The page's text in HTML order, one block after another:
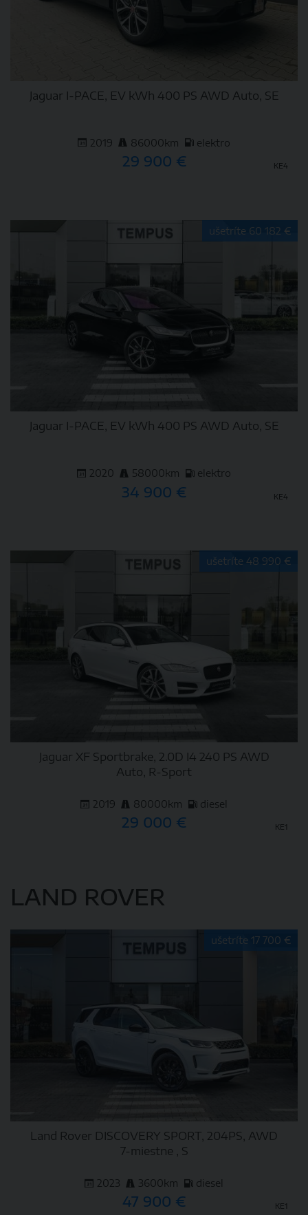
Jaguar I-PACE, EV kWh 400 PS AWD Auto, SE
2019 86000km elektro
29 900 € KE4
DETAIL ušetríte 60 182 €
Jaguar I-PACE, EV kWh 400 PS AWD Auto, SE
2020 58000km elektro
34 900 € KE4
DETAIL ušetríte 48 990 €
Jaguar XF Sportbrake, 2.0D I4 240 PS AWD
Auto, R-Sport
2019 80000km diesel
29 000 € KE1
DETAIL
LAND ROVER
ušetríte 17 700 €
Land Rover DISCOVERY SPORT, 204PS, AWD
7-miestne , S
2023 3600km diesel
47 900 € KE1